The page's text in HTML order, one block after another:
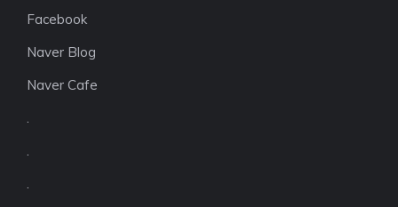
Facebook
Naver Blog
Naver Cafe
.
.
.